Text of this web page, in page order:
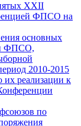
XXII
ФПСО на
основных
ФПСО,
2010-2015
их реализации к
по